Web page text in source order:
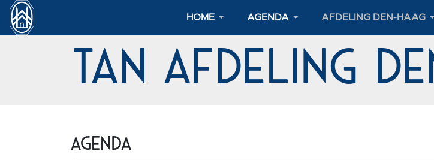
HOME AGENDA AFDELING DEN-HAAG
TAN Afdeling
Agenda